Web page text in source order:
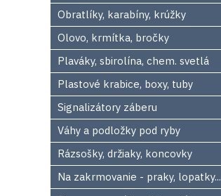
Obratlíky, karabíny, krúžky
Olovo, krmítka, bročky
Plaváky, sbirolína, chem. svetlá
Plastové krabice, boxy, tuby
Signalizátory záberu
Váhy a podložky pod ryby
Rázsošky, držiaky, koncovky
Na zakrmovanie - praky, lopatky...